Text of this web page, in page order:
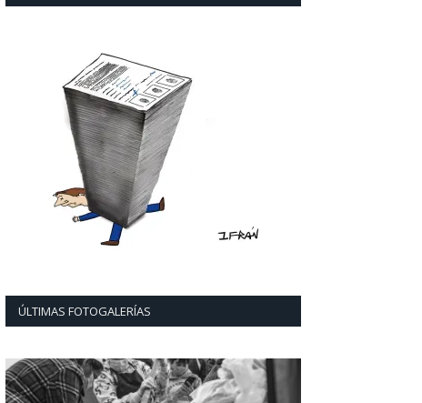
ÚLTIMAS FOTOGALERÍAS